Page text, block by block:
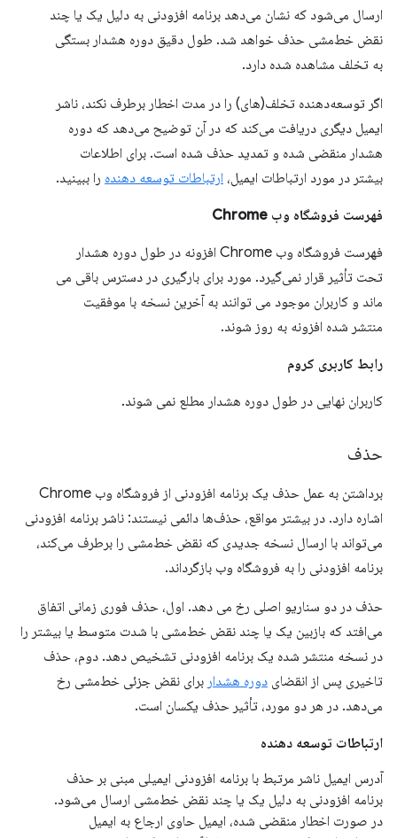
ارسال می‌شود که نشان می‌دهد برنامه افزودنی به دلیل یک یا چند
نقض خط‌مشی حذف خواهد شد. طول دقیق دوره هشدار بستگی
به تخلف مشاهده شده دارد.
اگر توسعه‌دهنده تخلف(های) را در مدت اخطار برطرف نکند، ناشر
ایمیل دیگری دریافت می‌کند که در آن توضیح می‌دهد که دوره
هشدار منقضی شده و تمدید حذف شده است. برای اطلاعات
بیشتر در مورد ارتباطات ایمیل، ارتباطات توسعه دهنده را ببینید.
فهرست فروشگاه وب Chrome
فهرست فروشگاه وب Chrome افزونه در طول دوره هشدار
تحت تأثیر قرار نمی‌گیرد. مورد برای بارگیری در دسترس باقی می
ماند و کاربران موجود می توانند به آخرین نسخه با موفقیت
منتشر شده افزونه به روز شوند.
رابط کاربری کروم
کاربران نهایی در طول دوره هشدار مطلع نمی شوند.
حذف
برداشتن به عمل حذف یک برنامه افزودنی از فروشگاه وب Chrome
اشاره دارد. در بیشتر مواقع، حذف‌ها دائمی نیستند: ناشر برنامه افزودنی
می‌تواند با ارسال نسخه جدیدی که نقض خط‌مشی را برطرف می‌کند،
برنامه افزودنی را به فروشگاه وب بازگرداند.
حذف در دو سناریو اصلی رخ می دهد. اول، حذف فوری زمانی اتفاق
می‌افتد که بازبین یک یا چند نقض خط‌مشی با شدت متوسط ​​یا بیشتر را
در نسخه منتشر شده یک برنامه افزودنی تشخیص دهد. دوم، حذف
تاخیری پس از انقضای دوره هشدار برای نقض جزئی خط‌مشی رخ
می‌دهد. در هر دو مورد، تأثیر حذف یکسان است.
ارتباطات توسعه دهنده
آدرس ایمیل ناشر مرتبط با برنامه افزودنی ایمیلی مبنی بر حذف
برنامه افزودنی به دلیل یک یا چند نقض خط‌مشی ارسال می‌شود.
در صورت اخطار منقضی شده، ایمیل حاوی ارجاع به ایمیل